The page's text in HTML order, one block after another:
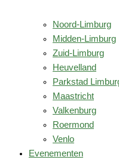
Noord-Limburg
Midden-Limburg
Zuid-Limburg
Heuvelland
Parkstad
Maastricht
Valkenburg
Roermond
Venlo
Evenementen